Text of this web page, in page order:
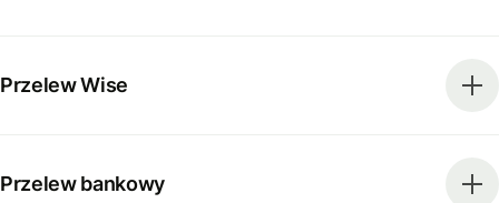
Przelew Wise
Przelew bankowy